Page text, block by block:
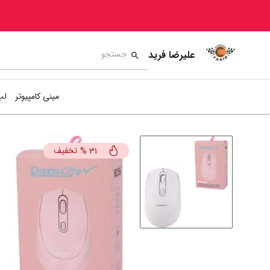
علیرضا فرید
مینی کامپیوتر
31
% تخفیف